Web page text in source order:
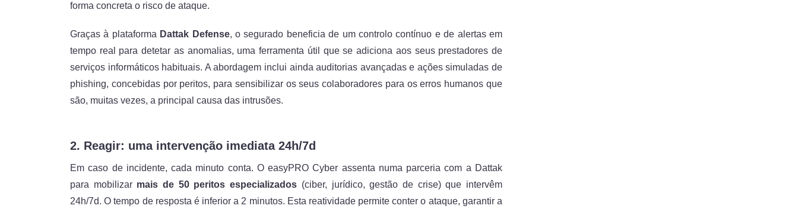
forma concreta o risco de ataque.
Graças à plataforma Dattak Defense, o segurado beneficia de um controlo contínuo e de alertas em
tempo real para detetar as anomalias, uma ferramenta útil que se adiciona aos seus prestadores de
serviços informáticos habituais. A abordagem inclui ainda auditorias avançadas e ações simuladas de
phishing, concebidas por peritos, para sensibilizar os seus colaboradores para os erros humanos que
são, muitas vezes, a principal causa das intrusões.
2. Reagir: uma intervenção imediata 24h/7d
Em caso de incidente, cada minuto conta. O easyPRO Cyber assenta numa parceria com a Dattak
para mobilizar mais de 50 peritos especializados (ciber, jurídico, gestão de crise) que intervêm
24h/7d. O tempo de resposta é inferior a 2 minutos. Esta reatividade permite conter o ataque, garantir a